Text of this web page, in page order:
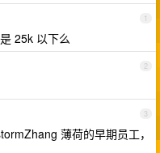
1
25k 以下么
2
3
薄荷的早期员工，